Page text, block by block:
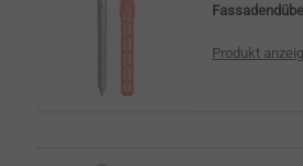
Fassadendübel
Produkt